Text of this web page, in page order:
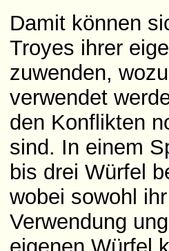
Damit können
Troyes ihrer
zuwenden,
verwendet
den Konflikten
sind. In einem
bis drei Würfel
wobei sowohl
Verwendung